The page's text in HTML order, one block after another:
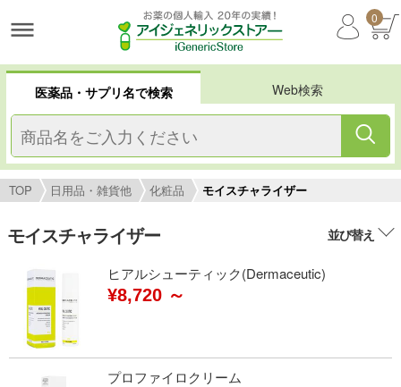
0
医薬品・サプリ名で検索 Web検索
TOP 日用品・雑貨他 化粧品 モイスチャライザー
モイスチャライザー 並び替え
ヒアルシューティック(Dermaceutic)
¥8,720 ～
プロファイロクリーム